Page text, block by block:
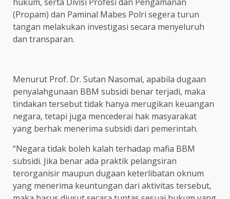
(Propam) dan Paminal Mabes Polri segera turun
tangan melakukan investigasi secara menyeluruh
dan transparan.
Menurut Prof. Dr. Sutan Nasomal, apabila dugaan
penyalahgunaan BBM subsidi benar terjadi, maka
tindakan tersebut tidak hanya merugikan keuangan
negara, tetapi juga mencederai hak masyarakat
yang berhak menerima subsidi dari pemerintah.
“Negara tidak boleh kalah terhadap mafia BBM
subsidi. Jika benar ada praktik pelangsiran
terorganisir maupun dugaan keterlibatan oknum
yang menerima keuntungan dari aktivitas tersebut,